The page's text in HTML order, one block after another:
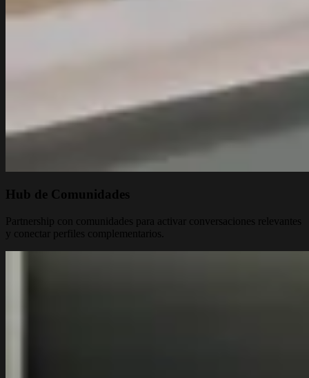
Hub de Comunidades
Partnership con comunidades para activar conversaciones relevantes
y conectar perfiles complementarios.